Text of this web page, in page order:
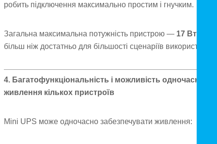
робить підключення максимально простим і гнучким.
Загальна максимальна потужність пристрою — 17 Вт
більш ніж достатньо для більшості сценаріїв використання.
4. Багатофункціональність і можливість одночасного
живлення кількох пристроїв
Mini UPS може одночасно забезпечувати живлення: